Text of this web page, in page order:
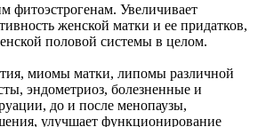
фитоэстрогенам. Увеличивает
женской матки и ее придатков,
половой системы в целом.
миомы матки, липомы различной
эндометриоз, болезненные и
до и после менопаузы,
улучшает функционирование